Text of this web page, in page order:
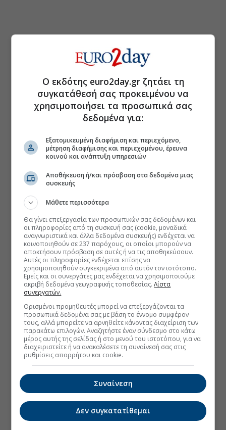
Ο εκδότης euro2day.gr ζητάει τη
συγκατάθεσή σας προκειμένου να
χρησιμοποιήσει τα προσωπικά σας
δεδομένα για:
Εξατομικευμένη διαφήμιση και περιεχόμενο,
μέτρηση διαφήμισης και περιεχομένου, έρευνα
κοινού και ανάπτυξη υπηρεσιών
Αποθήκευση ή/και πρόσβαση στα δεδομένα μιας
συσκευής
Μάθετε περισσότερα
Θα γίνει επεξεργασία των προσωπικών σας δεδομένων και
οι πληροφορίες από τη συσκευή σας (cookie, μοναδικά
αναγνωριστικά και άλλα δεδομένα συσκευής) ενδέχεται να
κοινοποιηθούν σε 237 παρόχους, οι οποίοι μπορούν να
αποκτήσουν πρόσβαση σε αυτές ή να τις αποθηκεύσουν.
Αυτές οι πληροφορίες ενδέχεται επίσης να
χρησιμοποιηθούν συγκεκριμένα από αυτόν τον ιστότοπο.
Εμείς και οι συνεργάτες μας ενδέχεται να χρησιμοποιούμε
ακριβή δεδομένα γεωγραφικής τοποθεσίας.Λίστα
συνεργατών.
Ορισμένοι προμηθευτές μπορεί να επεξεργάζονται τα
προσωπικά δεδομένα σας με βάση το έννομο συμφέρον
τους, αλλά μπορείτε να αρνηθείτε κάνοντας διαχείριση των
παρακάτω επιλογών. Αναζητήστε έναν σύνδεσμο στο κάτω
μέρος αυτής της σελίδας ή στο μενού του ιστοτόπου, για να
διαχειριστείτε ή να ανακαλέσετε τη συναίνεσή σας στις
ρυθμίσεις απορρήτου και cookie.
Συναίνεση
Δεν συγκατατίθεμαι